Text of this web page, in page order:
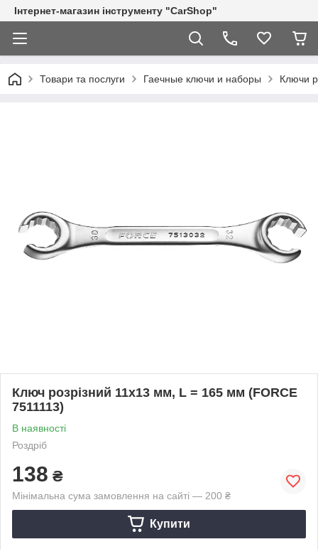
Інтернет-магазин інструменту "CarShop"
Товари та послуги Гаечные ключи и наборы Ключи
Ключ розрізний 11х13 мм, L = 165 мм (FORCE
7511113)
В наявності
Роздріб
138 ₴
Мінімальна сума замовлення на сайті — 200 ₴
Купити